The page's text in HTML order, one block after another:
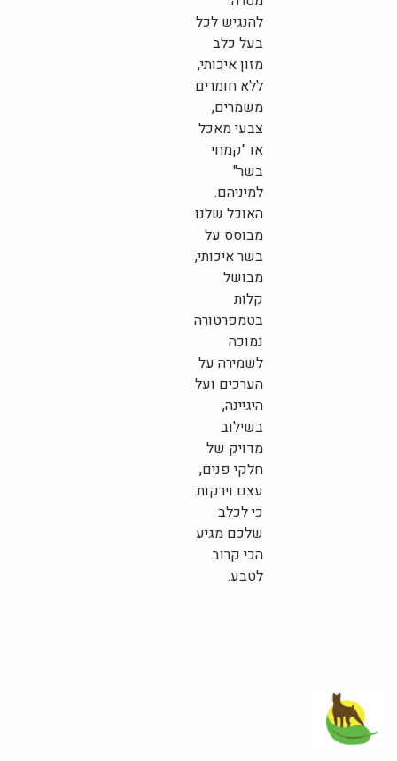
להנגיש לכל
בעל כלב
מזון איכותי,
ללא חומרים
משמרים,
צבעי מאכל
או "קמחי
בשר"
למיניהם.
האוכל שלנו
מבוסס על
בשר איכותי,
מבושל
קלות
בטמפרטורה
נמוכה
לשמירה על
הערכים ועל
היגיינה,
בשילוב
מדויק של
חלקי פנים,
עצם וירקות.
כי לכלב
שלכם מגיע
הכי קרוב
לטבע.